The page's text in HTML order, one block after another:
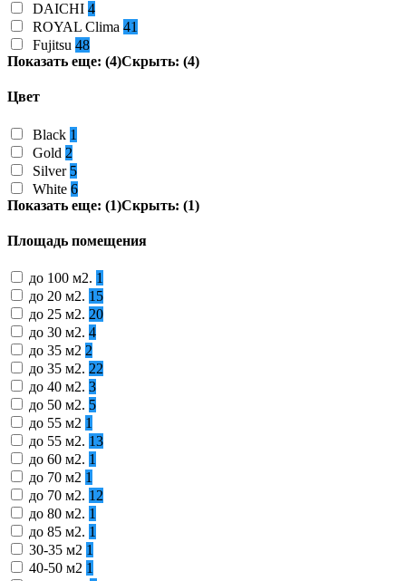
DAICHI 4
ROYAL Clima 41
Fujitsu 48
Показать еще: (4)Скрыть: (4)
Цвет
Black 1
Gold 2
Silver 5
White 6
Показать еще: (1)Скрыть: (1)
Площадь помещения
до 100 м2. 1
до 20 м2. 15
до 25 м2. 20
до 30 м2. 4
до 35 м2 2
до 35 м2. 22
до 40 м2. 3
до 50 м2. 5
до 55 м2 1
до 55 м2. 13
до 60 м2. 1
до 70 м2 1
до 70 м2. 12
до 80 м2. 1
до 85 м2. 1
30-35 м2 1
40-50 м2 1